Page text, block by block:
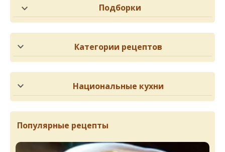
Подборки
Категории рецептов
Национальные кухни
Популярные рецепты